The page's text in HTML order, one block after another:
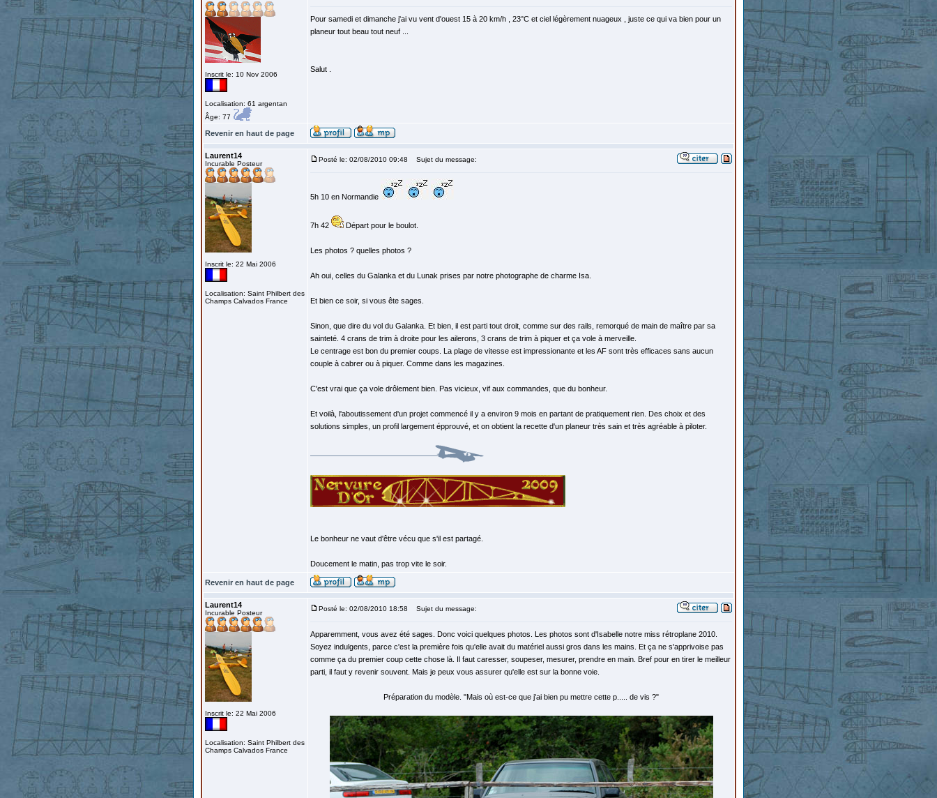
Inscrit le: 10 Nov 2006
Localisation: 61 argentan
Âge: 77
Pour samedi et dimanche j'ai vu vent d'ouest 15 à 20 km/h , 23°C et ciel légèrement nuageux , juste ce qui va bien pour un
planeur tout beau tout neuf ...
Salut .
Revenir en haut de page
Laurent14
Incurable Posteur
Inscrit le: 22 Mai 2006
Localisation: Saint Philbert des
Champs Calvados France
Posté le: 02/08/2010 09:48 Sujet du message:
5h 10 en Normandie
7h 42 Départ pour le boulot.
Les photos ? quelles photos ?
Ah oui, celles du Galanka et du Lunak prises par notre photographe de charme Isa.
Et bien ce soir, si vous ête sages.
Sinon, que dire du vol du Galanka. Et bien, il est parti tout droit, comme sur des rails, remorqué de main de maître par sa
sainteté. 4 crans de trim à droite pour les ailerons, 3 crans de trim à piquer et ça vole à merveille.
Le centrage est bon du premier coups. La plage de vitesse est impressionante et les AF sont très efficaces sans aucun
couple à cabrer ou à piquer. Comme dans les magazines.
C'est vrai que ça vole drôlement bien. Pas vicieux, vif aux commandes, que du bonheur.
Et voilà, l'aboutissement d'un projet commencé il y a environ 9 mois en partant de pratiquement rien. Des choix et des
solutions simples, un profil largement épprouvé, et on obtient la recette d'un planeur très sain et très agréable à piloter.
Le bonheur ne vaut d'être vécu que s'il est partagé.
Doucement le matin, pas trop vite le soir.
Revenir en haut de page
Laurent14
Incurable Posteur
Inscrit le: 22 Mai 2006
Localisation: Saint Philbert des
Champs Calvados France
Posté le: 02/08/2010 18:58 Sujet du message:
Apparemment, vous avez été sages. Donc voici quelques photos. Les photos sont d'Isabelle notre miss rétroplane 2010.
Soyez indulgents, parce c'est la première fois qu'elle avait du matériel aussi gros dans les mains. Et ça ne s'apprivoise pas
comme ça du premier coup cette chose là. Il faut caresser, soupeser, mesurer, prendre en main. Bref pour en tirer le meilleur
parti, il faut y revenir souvent. Mais je peux vous assurer qu'elle est sur la bonne voie.
Préparation du modèle. "Mais où est-ce que j'ai bien pu mettre cette p..... de vis ?"